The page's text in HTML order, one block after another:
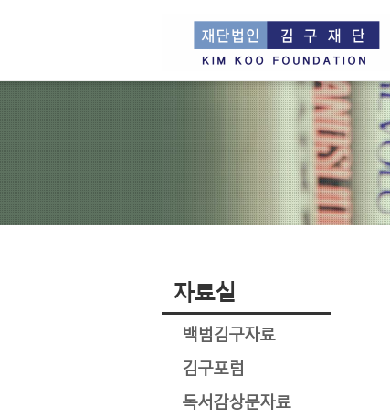
자료실
백범김구자료
김구포럼
독서감상문자료